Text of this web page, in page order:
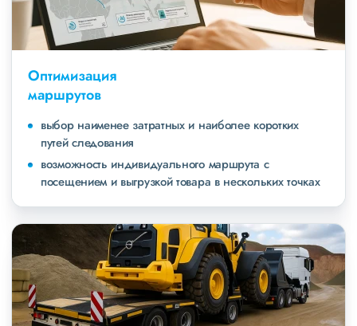
Оптимизация
маршрутов
выбор наименее затратных и наиболее коротких
путей следования
возможность индивидуального маршрута с
посещением и выгрузкой товара в нескольких точках